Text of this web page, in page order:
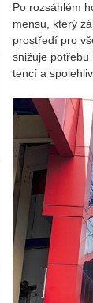
Po roz­sáh­lém
men­su, který
pro­stře­dí pro
sni­žu­je
ten­cí a